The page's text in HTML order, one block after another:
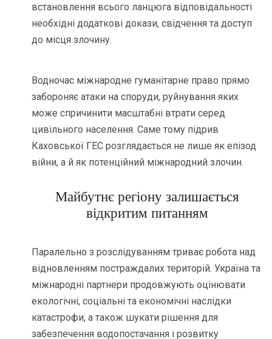
встановлення всього ланцюга відповідальності
необхідні додаткові докази, свідчення та доступ
до місця злочину.
Водночас міжнародне гуманітарне право прямо
забороняє атаки на споруди, руйнування яких
може спричинити масштабні втрати серед
цивільного населення. Саме тому підрив
Каховської ГЕС розглядається не лише як епізод
війни, а й як потенційний міжнародний злочин.
Майбутнє регіону залишається
відкритим питанням
Паралельно з розслідуванням триває робота над
відновленням постраждалих територій. Україна та
міжнародні партнери продовжують оцінювати
екологічні, соціальні та економічні наслідки
катастрофи, а також шукати рішення для
забезпечення водопостачання і розвитку